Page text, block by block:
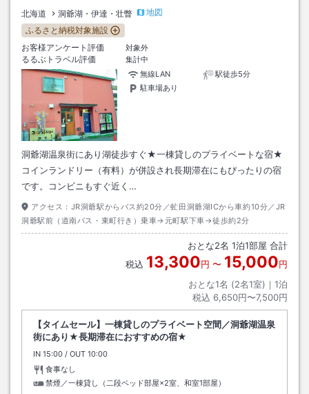
北海道 洞爺湖・伊達・壮瞥
地図
ふるさと納税対象施設
お客様アンケート評価
対象外
るるぶトラベル評価
集計中
無線LAN
駅徒歩5分
駐車場あり
洞爺湖温泉街にあり湖徒歩すぐ★一棟貸しのプライベートな宿★
コインランドリー（有料）が併設され長期滞在にもぴったりの宿
です。コンビニもすぐ近く…
アクセス： JR洞爺駅からバス約20分／虻田洞爺湖ICから車約10分／JR
洞爺駅前（道南バス・東町行き）乗車→元町駅下車→徒歩約2分
おとな2名 1泊1部屋 合計
税込 13,300円 〜 15,000円
おとな1名 (2名1室)｜ 1泊
税込 6,650円〜7,500円
【タイムセール】一棟貸しのプライベート空間／洞爺湖温泉
街にあり★長期滞在におすすめの宿★
IN チェックイン
15:00 / OUT チェックアウト
10:00
食事なし
禁煙／一棟貸し（二段ベッド部屋×2室、和室1部屋）